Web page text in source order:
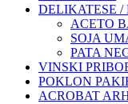
DELIKATESE /
ACETO
SOJA
PATA
VINSKI
POKLON
ACROBAT